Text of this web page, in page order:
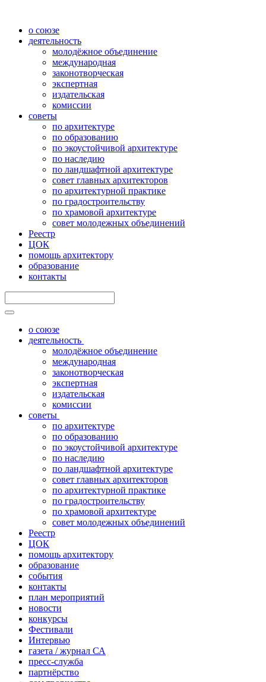
о союзе
деятельность
молодёжное объединение
международная
законотворческая
экспертная
издательская
комиссии
советы
по архитектуре
по образованию
по экоустойчивой архитектуре
по наследию
по ландшафтной архитектуре
совет главных архитекторов
по архитектурной практике
по градостроительству
по храмовой архитектуре
совет молодежных объединений
Реестр
ЦОК
помощь архитектору
образование
контакты
о союзе
деятельность
молодёжное объединение
международная
законотворческая
экспертная
издательская
комиссии
советы
по архитектуре
по образованию
по экоустойчивой архитектуре
по наследию
по ландшафтной архитектуре
совет главных архитекторов
по архитектурной практике
по градостроительству
по храмовой архитектуре
совет молодежных объединений
Реестр
ЦОК
помощь архитектору
образование
события
контакты
план мероприятий
новости
конкурсы
Фестивали
Интервью
газета / журнал СА
пресс-служба
партнёрство